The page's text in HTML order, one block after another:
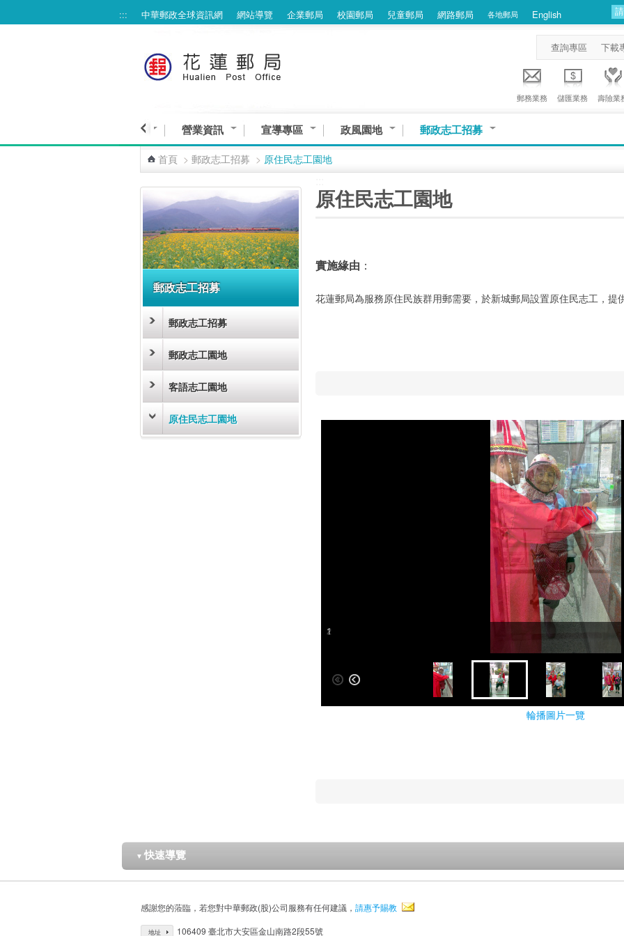
::: 中華郵政全球資訊網 網站導覽 企業郵局 校園郵局 兒童郵局 網路郵局 各地郵局 English
查詢專區 下載
郵務業務 儲匯業務 壽險業
業務與服務 營業資訊 宣導專區 政風園地 郵政志工招募
首頁 > 郵政志工招募 > 原住民志工園地
郵政志工招募
郵政志工招募
郵政志工園地
客語志工園地
原住民志工園地
原住民志工園地
實施緣由 ：
花蓮郵局為服務原住民族群用郵需要，於新城郵局設置原住民志工，提
1
2
輪播圖片一覽
▼ 快速導覽
感謝您的蒞臨，若您對中華郵政(股)公司服務有任何建議， 請惠予賜教
地址 106409 臺北市大安區金山南路2段55號